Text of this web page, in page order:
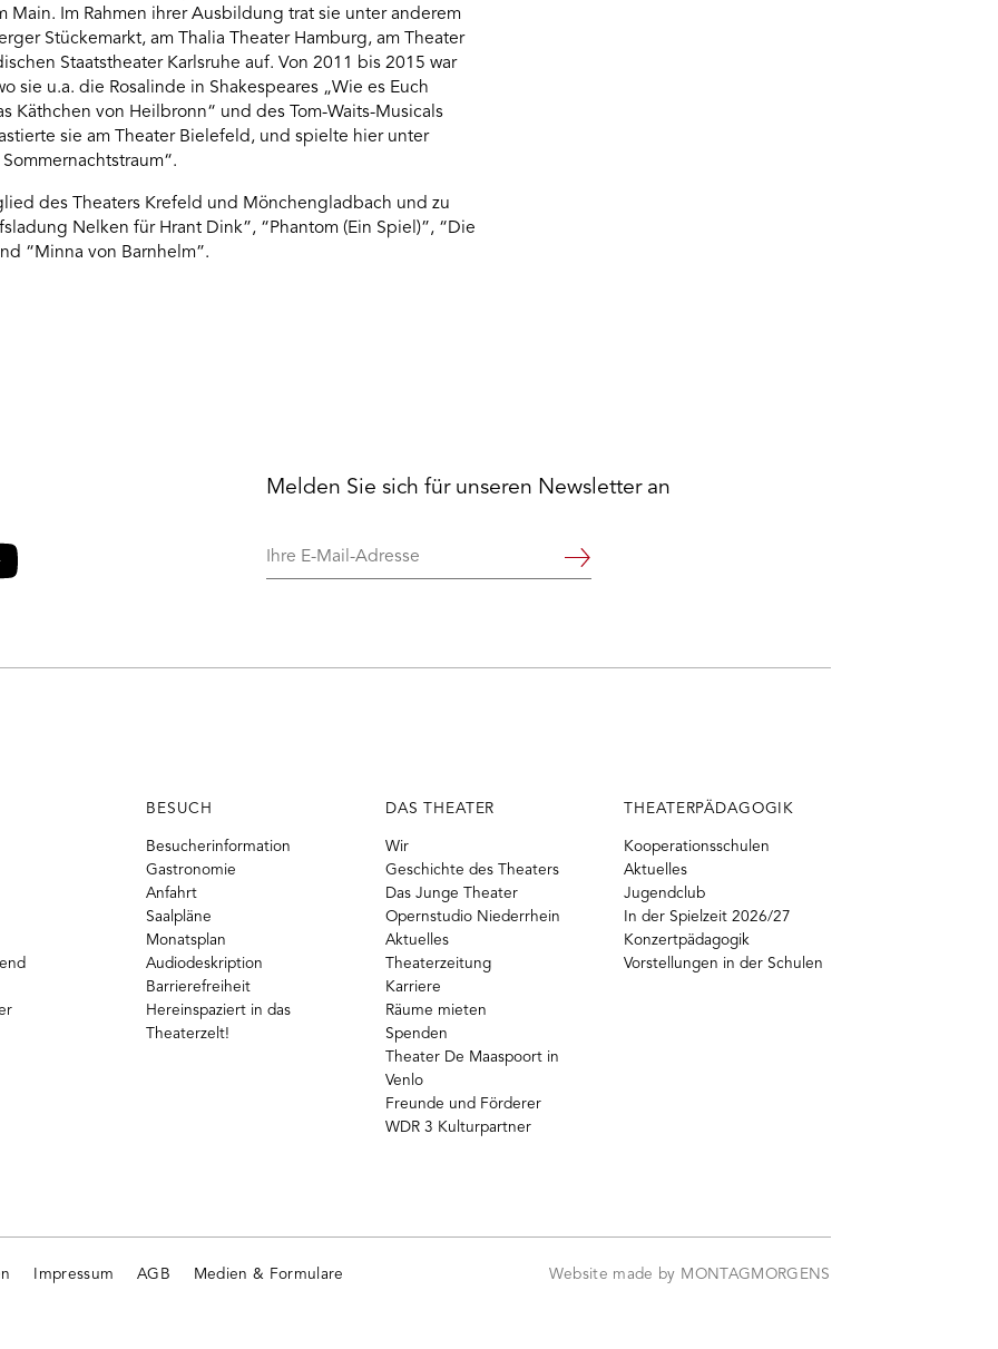
Main. Im Rahmen ihrer Ausbildung trat sie unter anderem
Stückemarkt, am Thalia Theater Hamburg, am Theater
Staatstheater Karlsruhe auf. Von 2011 bis 2015 war
sie u.a. die Rosalinde in Shakespeares „Wie es Euch
Käthchen von Heilbronn“ und des Tom-Waits-Musicals
sie am Theater Bielefeld, und spielte hier unter
des Theaters Krefeld und Mönchengladbach und zu
Nelken für Hrant Dink”, “Phantom (Ein Spiel)”, “Die
“Minna von Barnhelm”.
Melden Sie sich für unseren Newsletter an
Ihre
Weiter
BESUCH
Besucherinformation
Gastronomie
Anfahrt
Saalpläne
Monatsplan
Audiodeskription
Barrierefreiheit
Hereinspaziert in das
Theaterzelt!
DAS THEATER
Wir
Geschichte des Theaters
Das Junge Theater
Opernstudio Niederrhein
Aktuelles
Theaterzeitung
Karriere
Räume mieten
Spenden
Theater De Maaspoort in
Venlo
Freunde und Förderer
WDR 3 Kulturpartner
THEATERPÄDAGOGIK
Kooperationsschulen
Aktuelles
Jugendclub
In der Spielzeit 2026/27
Konzertpädagogik
Vorstellungen in der Schulen
Impressum AGB Medien & Formulare Website made by MONTAGMORGENS